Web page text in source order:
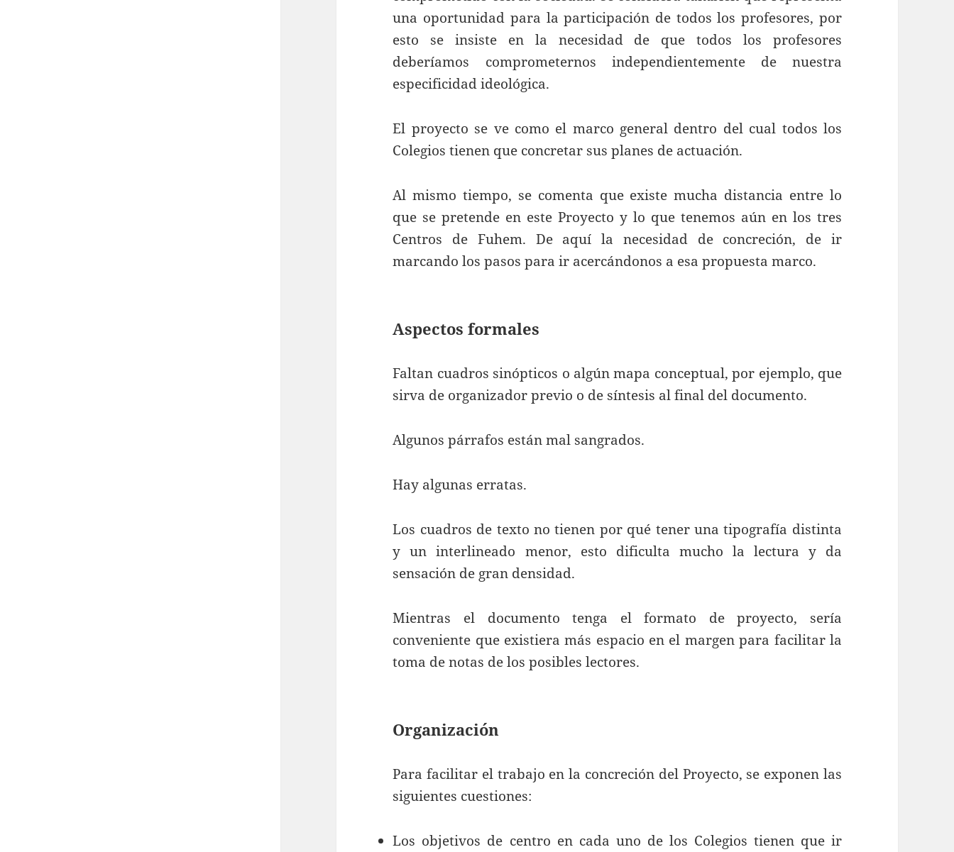
una oportunidad para la participación de todos los profesores, por
esto se insiste en la necesidad de que todos los profesores
deberíamos comprometernos independientemente de nuestra
especificidad ideológica.
El proyecto se ve como el marco general dentro del cual todos los
Colegios tienen que concretar sus planes de actuación.
Al mismo tiempo, se comenta que existe mucha distancia entre lo
que se pretende en este Proyecto y lo que tenemos aún en los tres
Centros de Fuhem. De aquí la necesidad de concreción, de ir
marcando los pasos para ir acercándonos a esa propuesta marco.
Aspectos formales
Faltan cuadros sinópticos o algún mapa conceptual, por ejemplo, que
sirva de organizador previo o de síntesis al final del documento.
Algunos párrafos están mal sangrados.
Hay algunas erratas.
Los cuadros de texto no tienen por qué tener una tipografía distinta
y un interlineado menor, esto dificulta mucho la lectura y da
sensación de gran densidad.
Mientras el documento tenga el formato de proyecto, sería
conveniente que existiera más espacio en el margen para facilitar la
toma de notas de los posibles lectores.
Organización
Para facilitar el trabajo en la concreción del Proyecto, se exponen las
siguientes cuestiones:
Los objetivos de centro en cada uno de los Colegios tienen que ir